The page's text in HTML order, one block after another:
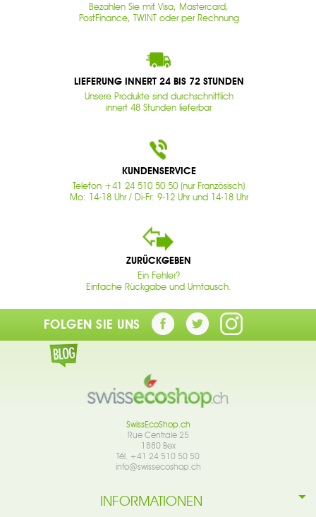
Bezahlen Sie mit Visa, Mastercard,
PostFinance, TWINT oder per Rechnung
LIEFERUNG INNERT 24 BIS 72 STUNDEN
Unsere Produkte sind durchschnittlich
innert 48 Stunden lieferbar
KUNDENSERVICE
Telefon +41 24 510 50 50 (nur Französisch)
Mo: 14-18 Uhr / Di-Fr: 9-12 Uhr und 14-18 Uhr
ZURÜCKGEBEN
Ein Fehler?
Einfache Rückgabe und Umtausch.
FOLGEN SIE UNS
SwissEcoShop.ch
Rue Centrale 25
1880 Bex
Tél. +41 24 510 50 50
info@swissecoshop.ch
INFORMATIONEN